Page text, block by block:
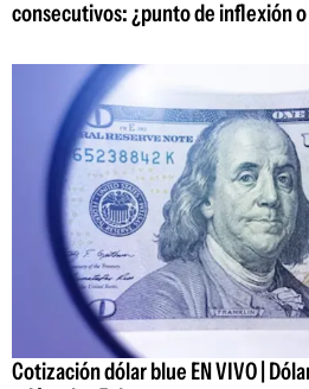
consecutivos: ¿punto de inflexión
Cotización dólar blue EN VIVO |